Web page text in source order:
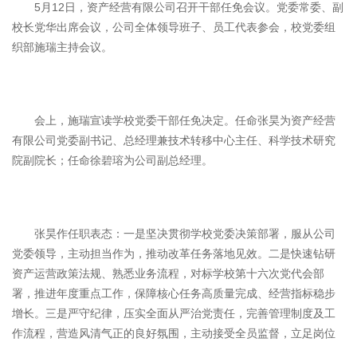
5月12日，资产经营有限公司召开干部任免会议。党委常委、副
校长党华出席会议，公司全体领导班子、员工代表参会，校党委组
织部施瑞主持会议。
会上，施瑞宣读学校党委干部任免决定。任命张昊为资产经营
有限公司党委副书记、总经理兼技术转移中心主任、科学技术研究
院副院长；任命徐碧瑢为公司副总经理。
张昊作任职表态：一是坚决贯彻学校党委决策部署，服从公司
党委领导，主动担当作为，推动改革任务落地见效。二是快速钻研
资产运营政策法规、熟悉业务流程，对标学校第十六次党代会部
署，推进年度重点工作，保障核心任务高质量完成、经营指标稳步
增长。三是严守纪律，压实全面从严治党责任，完善管理制度及工
作流程，营造风清气正的良好氛围，主动接受全员监督，立足岗位